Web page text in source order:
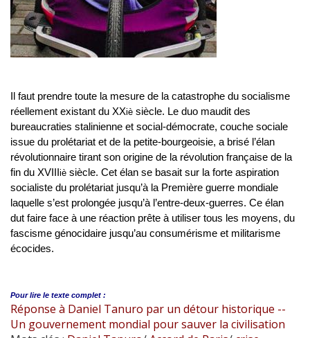
Il faut prendre toute la mesure de la catastrophe du socialisme
réellement existant du XXiè siècle. Le duo maudit des
bureaucraties stalinienne et social-démocrate, couche sociale
issue du prolétariat et de la petite-bourgeoisie, a brisé l’élan
révolutionnaire tirant son origine de la révolution française de la
fin du XVIIIiè siècle. Cet élan se basait sur la forte aspiration
socialiste du prolétariat jusqu’à la Première guerre mondiale
laquelle s’est prolongée jusqu’à l’entre-deux-guerres. Ce élan
dut faire face à une réaction prête à utiliser tous les moyens, du
fascisme génocidaire jusqu’au consumérisme et militarisme
écocides.
Pour lire le texte complet :
Réponse à Daniel Tanuro par un détour historique --
Un gouvernement mondial pour sauver la civilisation